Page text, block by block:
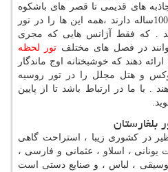
های قدیمی تا قصر های باشکوه
100ساله دارند ،همه این ها را در تور
. که فقط آژانس هایی که مجری
در فصل های مختلف تور لحظه
ارائه دهند که خوشبختانه اوج ماندگار
و هتل مجلل را در تور روسیه
. با ما در ارتباط باشد تا از پایین
بلغارستان
در کشوری زیبا ، استراحت گاهی
یونانی ، اسلاو ، عثمانی و فارسی ،
، لباس ، و صنایع دستی است